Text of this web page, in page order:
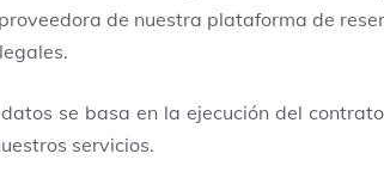
de nuestra plataforma de
se basa en la ejecución del
servicios.